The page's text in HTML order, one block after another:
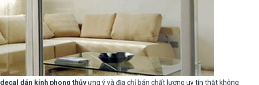
decal dán kính phong thủy ưng ý và địa chỉ bán chất lượng uy tín thật không